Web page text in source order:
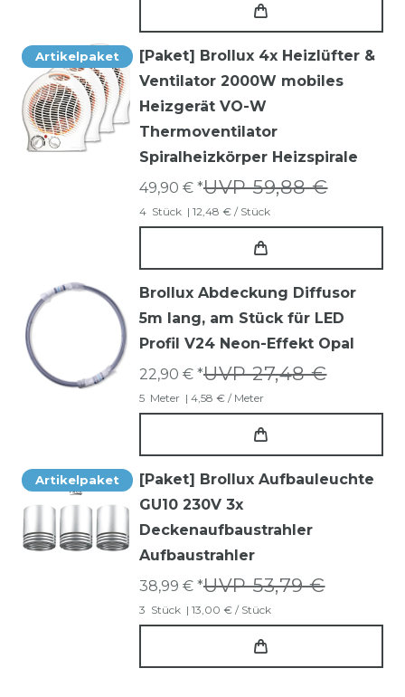
Artikelpaket
[Paket] Brollux 4x Heizlüfter &
Ventilator 2000W mobiles
Heizgerät VO-W
Thermoventilator
Spiralheizkörper Heizspirale
UVP 59,88 €
49,90 € *
4 Stück | 12,48 € / Stück
Brollux Abdeckung Diffusor
5m lang, am Stück für LED
Profil V24 Neon-Effekt Opal
UVP 27,48 €
22,90 € *
5 Meter | 4,58 € / Meter
Artikelpaket
[Paket] Brollux Aufbauleuchte
GU10 230V 3x
Deckenaufbaustrahler
Aufbaustrahler
UVP 53,79 €
38,99 € *
3 Stück | 13,00 € / Stück